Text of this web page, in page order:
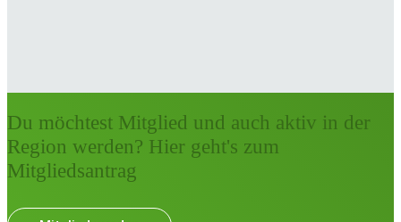
Du möchtest Mitglied und auch aktiv in der
Region werden? Hier geht's zum
Mitgliedsantrag